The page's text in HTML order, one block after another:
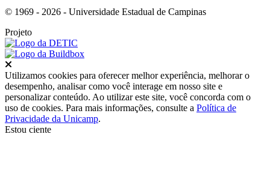
© 1969 - 2026 - Universidade Estadual de Campinas
Projeto
Utilizamos cookies para oferecer melhor experiência, melhorar o
desempenho, analisar como você interage em nosso site e
personalizar conteúdo. Ao utilizar este site, você concorda com o
uso de cookies. Para mais informações, consulte a Política de
Privacidade da Unicamp.
Estou ciente